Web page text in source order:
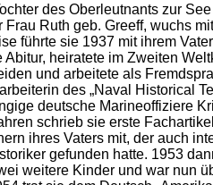
des Oberleutnants zur
Ruth geb. Greeff, wuchs
führte sie 1937 mit ihrem
Abitur, heiratete im Zweiten
und arbeitete als
des „Naval Historical
deutsche Marineoffiziere
schrieb sie erste
ihres Vaters mit, der auch
gefunden hatte. 1953
weitere Kinder und war nun